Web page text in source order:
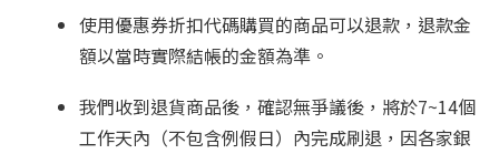
使用優惠券折扣代碼購買的商品可以退款，退款金
額以當時實際結帳的金額為準。
我們收到退貨商品後，確認無爭議後，將於7~14個
工作天內（不包含例假日）內完成刷退，因各家銀